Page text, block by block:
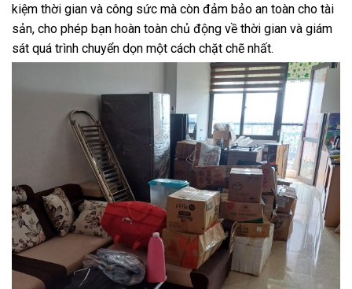
kiệm thời gian và công sức mà còn đảm bảo an toàn cho tài
sản, cho phép bạn hoàn toàn chủ động về thời gian và giám
sát quá trình chuyển dọn một cách chặt chẽ nhất.